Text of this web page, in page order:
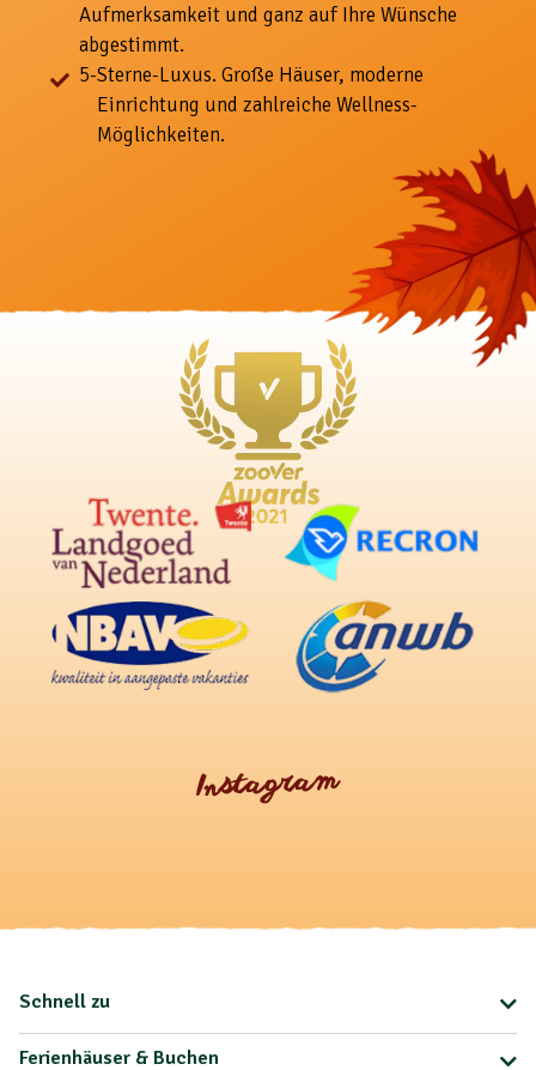
Aufmerksamkeit und ganz auf Ihre Wünsche
abgestimmt.
5-Sterne-Luxus. Große Häuser, moderne
Einrichtung und zahlreiche Wellness-
Möglichkeiten.
Instagram
Schnell zu
Ferienhäuser & Buchen